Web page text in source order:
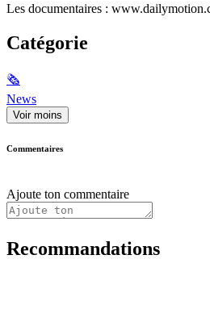
Les documentaires :
Catégorie
🗞
News
Voir moins
Commentaires
Ajoute ton commentaire
Recommandations